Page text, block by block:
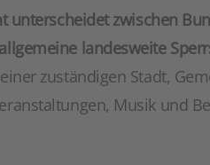
unterscheidet zwischen
landesweite
zuständigen Stadt,
Musik und